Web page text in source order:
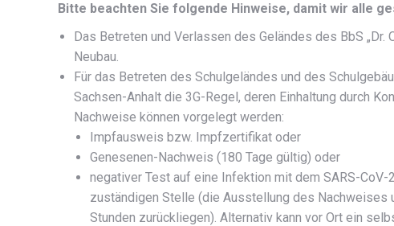
Bitte beachten Sie folgende Hinweise, damit wir alle
Das Betreten und Verlassen des Geländes des BbS
Neubau.
Für das Betreten des Schulgeländes und des
Sachsen-Anhalt die 3G-Regel, deren Einhaltung durch
Nachweise können vorgelegt werden:
Impfausweis bzw. Impfzertifikat oder
Genesenen-Nachweis (180 Tage gültig) oder
negativer Test auf eine Infektion mit dem SARS-
zuständigen Stelle (die Ausstellung des Nachweises
Stunden zurückliegen). Alternativ kann vor Ort ein